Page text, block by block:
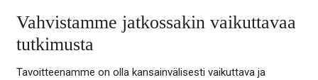
Vahvistamme jatkossakin vaikuttavaa
tutkimusta
Tavoitteenamme on olla kansainvälisesti vaikuttava ja